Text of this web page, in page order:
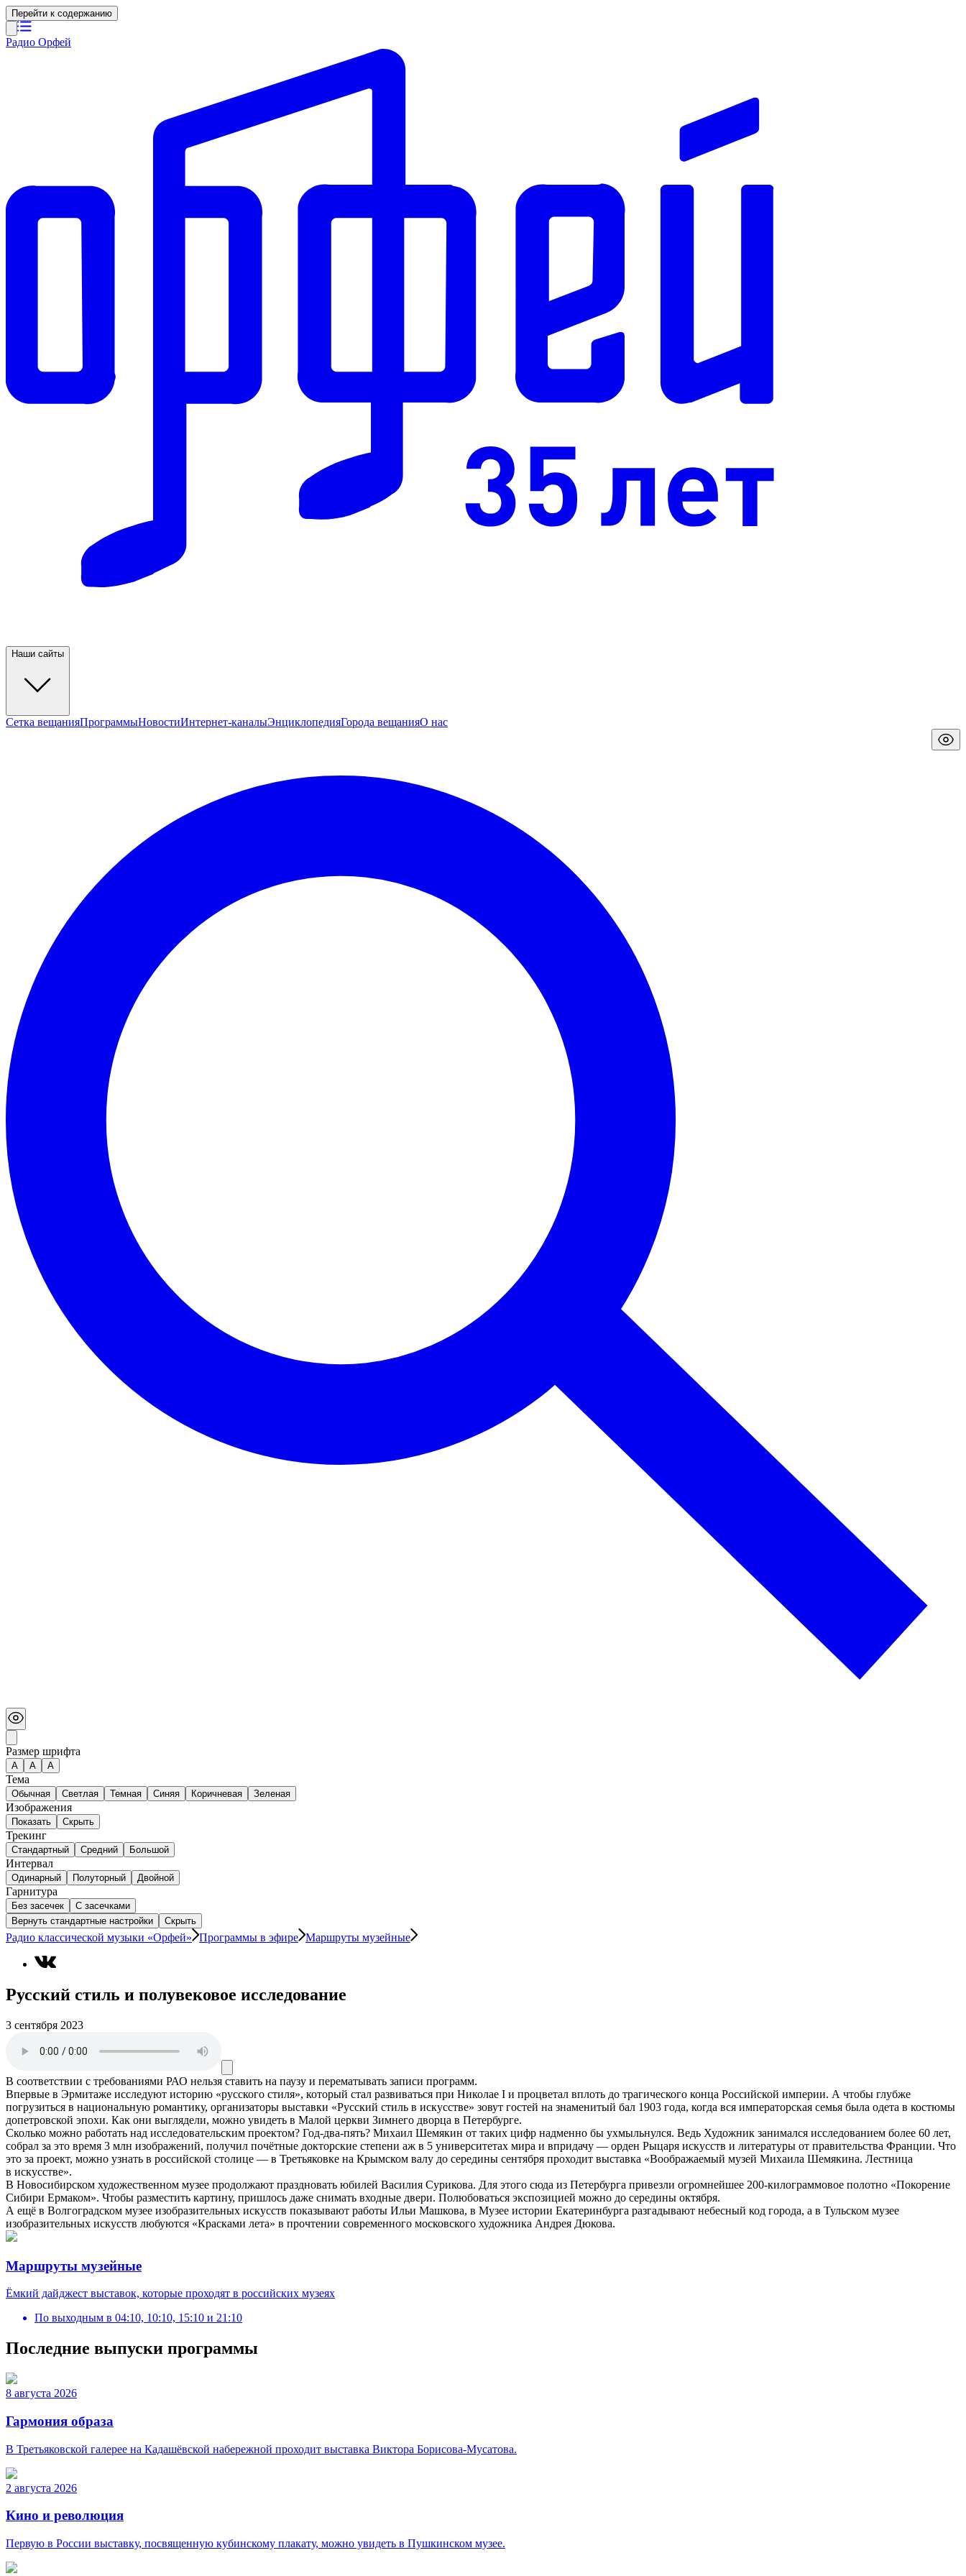
Перейти к содержанию
Радио Орфей
Наши сайты
Сетка вещанияПрограммыНовостиИнтернет-каналыЭнциклопедияГорода вещанияО нас
Размер шрифта
А A A
Тема
Обычная Светлая Темная Синяя Коричневая Зеленая
Изображения
Показать Скрыть
Трекинг
Стандартный Средний Большой
Интервал
Одинарный Полуторный Двойной
Гарнитура
Без засечек
С засечками
Вернуть стандартные настройки
Скрыть
Радио классической музыки «Орфей» Программы в эфире Маршруты музейные
Русский стиль и полувековое исследование
3 сентября 2023
В соответствии с требованиями РАО нельзя ставить на паузу и перематывать записи программ.
Впервые в Эрмитаже исследуют историю «русского стиля», который стал развиваться при Николае I и процветал вплоть до трагического конца Российской империи. А чтобы глубже
погрузиться в национальную романтику, организаторы выставки «Русский стиль в искусстве» зовут гостей на знаменитый бал 1903 года, когда вся императорская семья была одета в костюмы
допетровской эпохи. Как они выглядели, можно увидеть в Малой церкви Зимнего дворца в Петербурге.
Сколько можно работать над исследовательским проектом? Год-два-пять? Михаил Шемякин от таких цифр надменно бы ухмыльнулся. Ведь Художник занимался исследованием более 60 лет,
собрал за это время 3 млн изображений, получил почётные докторские степени аж в 5 университетах мира и впридачу — орден Рыцаря искусств и литературы от правительства Франции. Что
это за проект, можно узнать в российской столице — в Третьяковке на Крымском валу до середины сентября проходит выставка «Воображаемый музей Михаила Шемякина. Лестница
в искусстве».
В Новосибирском художественном музее продолжают праздновать юбилей Василия Сурикова. Для этого сюда из Петербурга привезли огромнейшее 200-килограммовое полотно «Покорение
Сибири Ермаком». Чтобы разместить картину, пришлось даже снимать входные двери. Полюбоваться экспозицией можно до середины октября.
А ещё в Волгоградском музее изобразительных искусств показывают работы Ильи Машкова, в Музее истории Екатеринбурга разгадывают небесный код города, а в Тульском музее
изобразительных искусств любуются «Красками лета» в прочтении современного московского художника Андрея Дюкова.
Маршруты музейные
Ёмкий дайджест выставок, которые проходят в российских музеях
По выходным в 04:10, 10:10, 15:10 и 21:10
Последние выпуски программы
8 августа 2026
Гармония образа
В Третьяковской галерее на Кадашёвской набережной проходит выставка Виктора Борисова-Мусатова.
2 августа 2026
Кино и революция
Первую в России выставку, посвященную кубинскому плакату, можно увидеть в Пушкинском музее.